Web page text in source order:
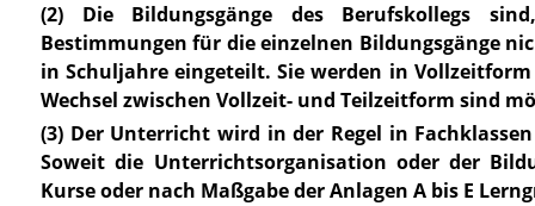
(2) Die Bildungsgänge des Berufskollegs
Bestimmungen für die einzelnen Bildungsgänge
in Schuljahre eingeteilt. Sie werden in
Wechsel zwischen Vollzeit- und Teilzeitform sind
(3) Der Unterricht wird in der Regel in
Soweit die Unterrichtsorganisation oder der
Kurse oder nach Maßgabe der Anlagen A bis E